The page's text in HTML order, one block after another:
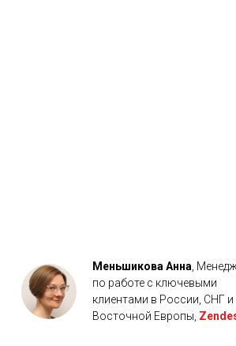
Меньшикова Анна ,
по работе с ключевыми
клиентами в России, СНГ и
Восточной Европы,